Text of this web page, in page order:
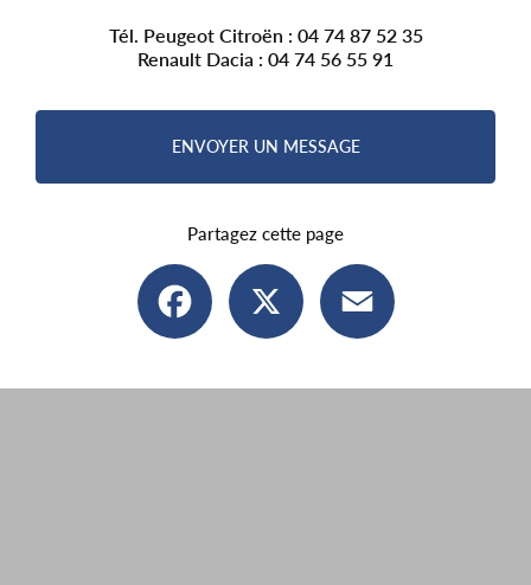
Tél. Peugeot Citroën : 04 74 87 52 35
Renault Dacia : 04 74 56 55 91
ENVOYER UN MESSAGE
Partagez cette page
Facebook